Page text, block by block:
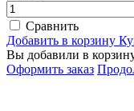
Сравнить
Добавить в корзину
Вы добавили в
Оформить заказ